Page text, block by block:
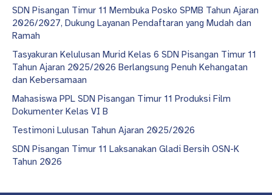
SDN Pisangan Timur 11 Membuka Posko SPMB Tahun Ajaran
2026/2027, Dukung Layanan Pendaftaran yang Mudah dan
Ramah
Tasyakuran Kelulusan Murid Kelas 6 SDN Pisangan Timur 11
Tahun Ajaran 2025/2026 Berlangsung Penuh Kehangatan
dan Kebersamaan
Mahasiswa PPL SDN Pisangan Timur 11 Produksi Film
Dokumenter Kelas VI B
Testimoni Lulusan Tahun Ajaran 2025/2026
SDN Pisangan Timur 11 Laksanakan Gladi Bersih OSN-K
Tahun 2026